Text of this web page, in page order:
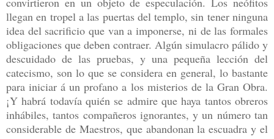
llegan en tropel a las puertas del templo, sin tener ninguna
idea del sacrificio que van a imponerse, ni de las formales
obligaciones que deben contraer. Algún simulacro pálido y
descuidado de las pruebas, y una pequeña lección del
catecismo, son lo que se considera en general, lo bastante
para iniciar á un profano a los misterios de la Gran Obra.
¡Y habrá todavía quién se admire que haya tantos obreros
inhábiles, tantos compañeros ignorantes, y un número tan
considerable de Maestros, que abandonan la escuadra y el